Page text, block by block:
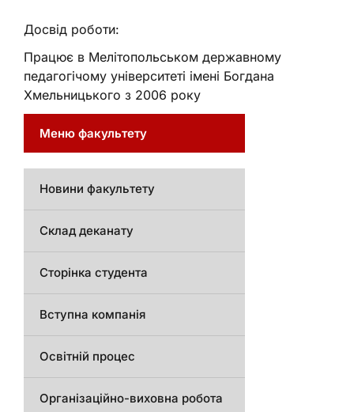
Досвід роботи:
Працює в Мелітопольськом державному
педагогічому університеті імені Богдана
Хмельницького з 2006 року
Меню факультету
Новини факультету
Склад деканату
Сторінка студента
Вступна компанія
Освітній процес
Організаційно-виховна робота